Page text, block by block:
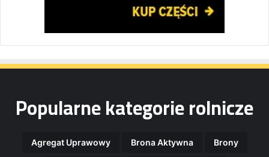
Popularne kategorie rolnicze
Agregat Uprawowy Brona Aktywna Brony